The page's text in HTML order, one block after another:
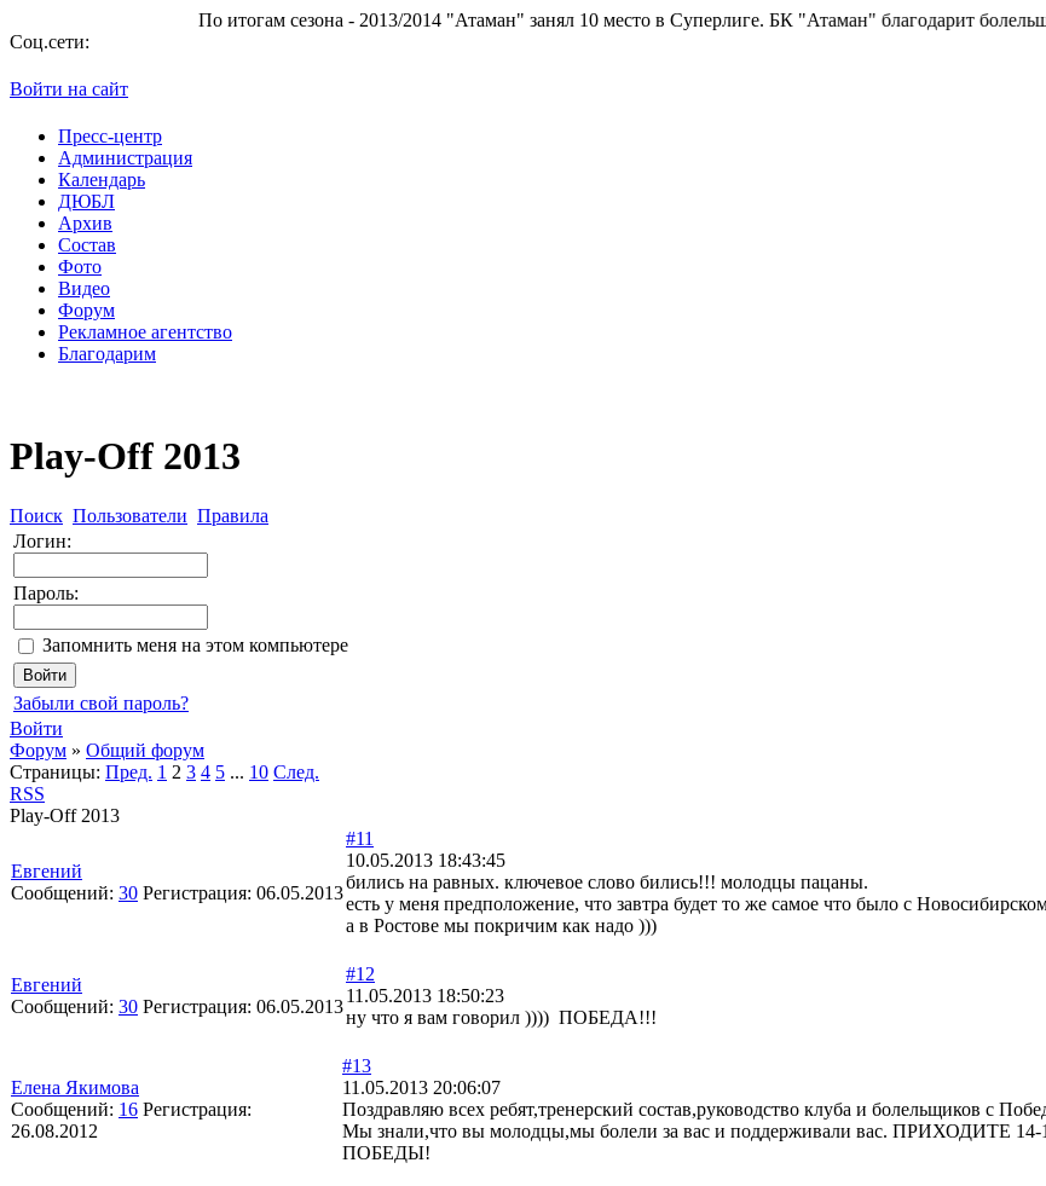
По итогам сезона - 2013/2014 "Атаман" занял 10 место в Суперлиге.БК "Атаман" благодарит болельщиков за
Соц.сети:
Войти на сайт
Пресс-центр
Администрация
Календарь
ДЮБЛ
Архив
Состав
Фото
Видео
Форум
Рекламное агентство
Благодарим
Play-Off 2013
Поиск Пользователи Правила
Логин:
Пароль:
Запомнить меня на этом компьютере
Забыли свой пароль?
Войти
Форум » Общий форум
Страницы: Пред. 1 2 3 4 5 ... 10 След.
RSS
Play-Off 2013
Евгений
Сообщений: 30 Регистрация: 06.05.2013
#11
10.05.2013 18:43:45
бились на равных. ключевое слово бились!!! молодцы пацаны.
есть у меня предположение, что завтра будет то же самое что было с
а в Ростове мы покричим как надо )))
Евгений
Сообщений: 30 Регистрация: 06.05.2013
#12
11.05.2013 18:50:23
ну что я вам говорил )))) ПОБЕДА!!!
Елена Якимова
Сообщений: 16 Регистрация:
26.08.2012
#13
11.05.2013 20:06:07
Поздравляю всех ребят,тренерский состав,руководство клуба и болельщиков с
Мы знали,что вы молодцы,мы болели за вас и поддерживали вас. ПРИХОДИТЕ 14-
ПОБЕДЫ!